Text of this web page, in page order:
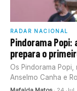
RADAR NACIONAL
Pindorama Popi:
prepara o
Os Pindorama
Anselmo Canha e